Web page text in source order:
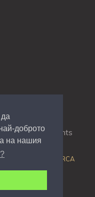
доброто
на нашия
Burgas, All Rights
ORCA